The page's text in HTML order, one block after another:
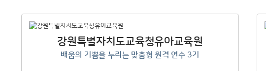
강원특별자치도교육청유아교육원
배움의 기쁨을 누리는 맞춤형 원격 연수 3기